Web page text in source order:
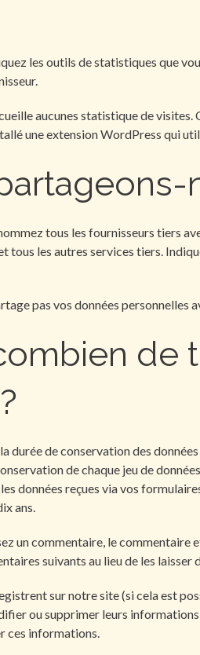
les outils de statistiques que
aucunes statistique de
une extension WordPress qui
tous les fournisseurs tiers
tous les autres services tiers.
pas vos données personnelles
de
durée de conservation des
de chaque jeu de
données reçues via vos
ans.
un commentaire, le
suivants au lieu de les laisser
sur notre site (si cela est
ou supprimer leurs
ces informations.